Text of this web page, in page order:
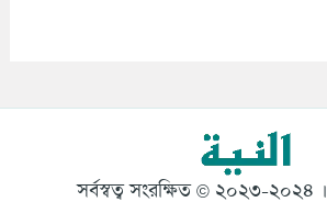
সর্বস্বত্ব সংরক্ষিত © ২০২৩-২০২৪